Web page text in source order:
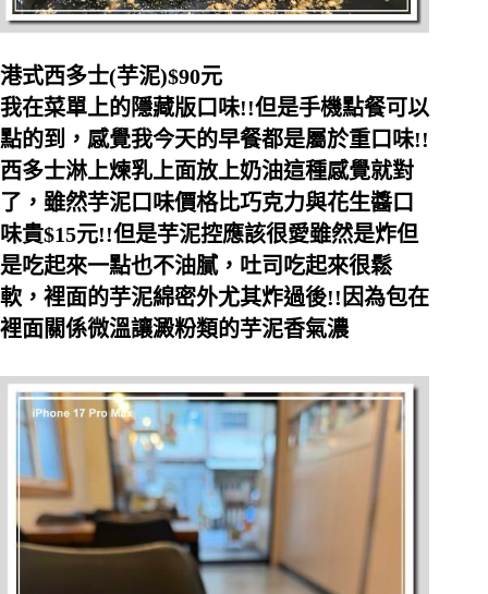
港式西多士(芋泥)$90元
我在菜單上的隱藏版口味!!但是手機點餐可以
點的到，感覺我今天的早餐都是屬於重口味!!
西多士淋上煉乳上面放上奶油這種感覺就對
了，雖然芋泥口味價格比巧克力與花生醬口
味貴$15元!!但是芋泥控應該很愛雖然是炸但
是吃起來一點也不油膩，吐司吃起來很鬆
軟，裡面的芋泥綿密外尤其炸過後!!因為包在
裡面關係微溫讓澱粉類的芋泥香氣濃